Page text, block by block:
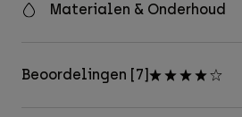
Materialen & Onderhoud
Beoordelingen [7]